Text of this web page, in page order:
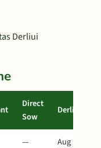
Derliui
Direct
Sow
Derlius
—
Aug 12